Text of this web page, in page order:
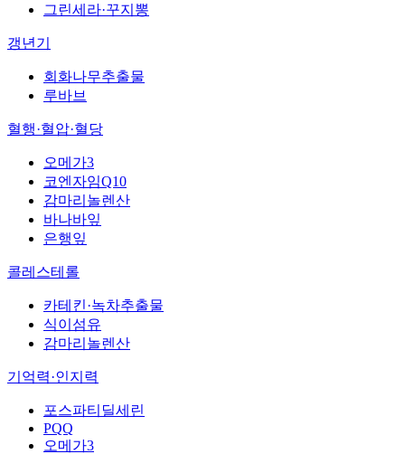
그린세라·꾸지뽕
갱년기
회화나무추출물
루바브
혈행·혈압·혈당
오메가3
코엔자임Q10
감마리놀렌산
바나바잎
은행잎
콜레스테롤
카테킨·녹차추출물
식이섬유
감마리놀렌산
기억력·인지력
포스파티딜세린
PQQ
오메가3